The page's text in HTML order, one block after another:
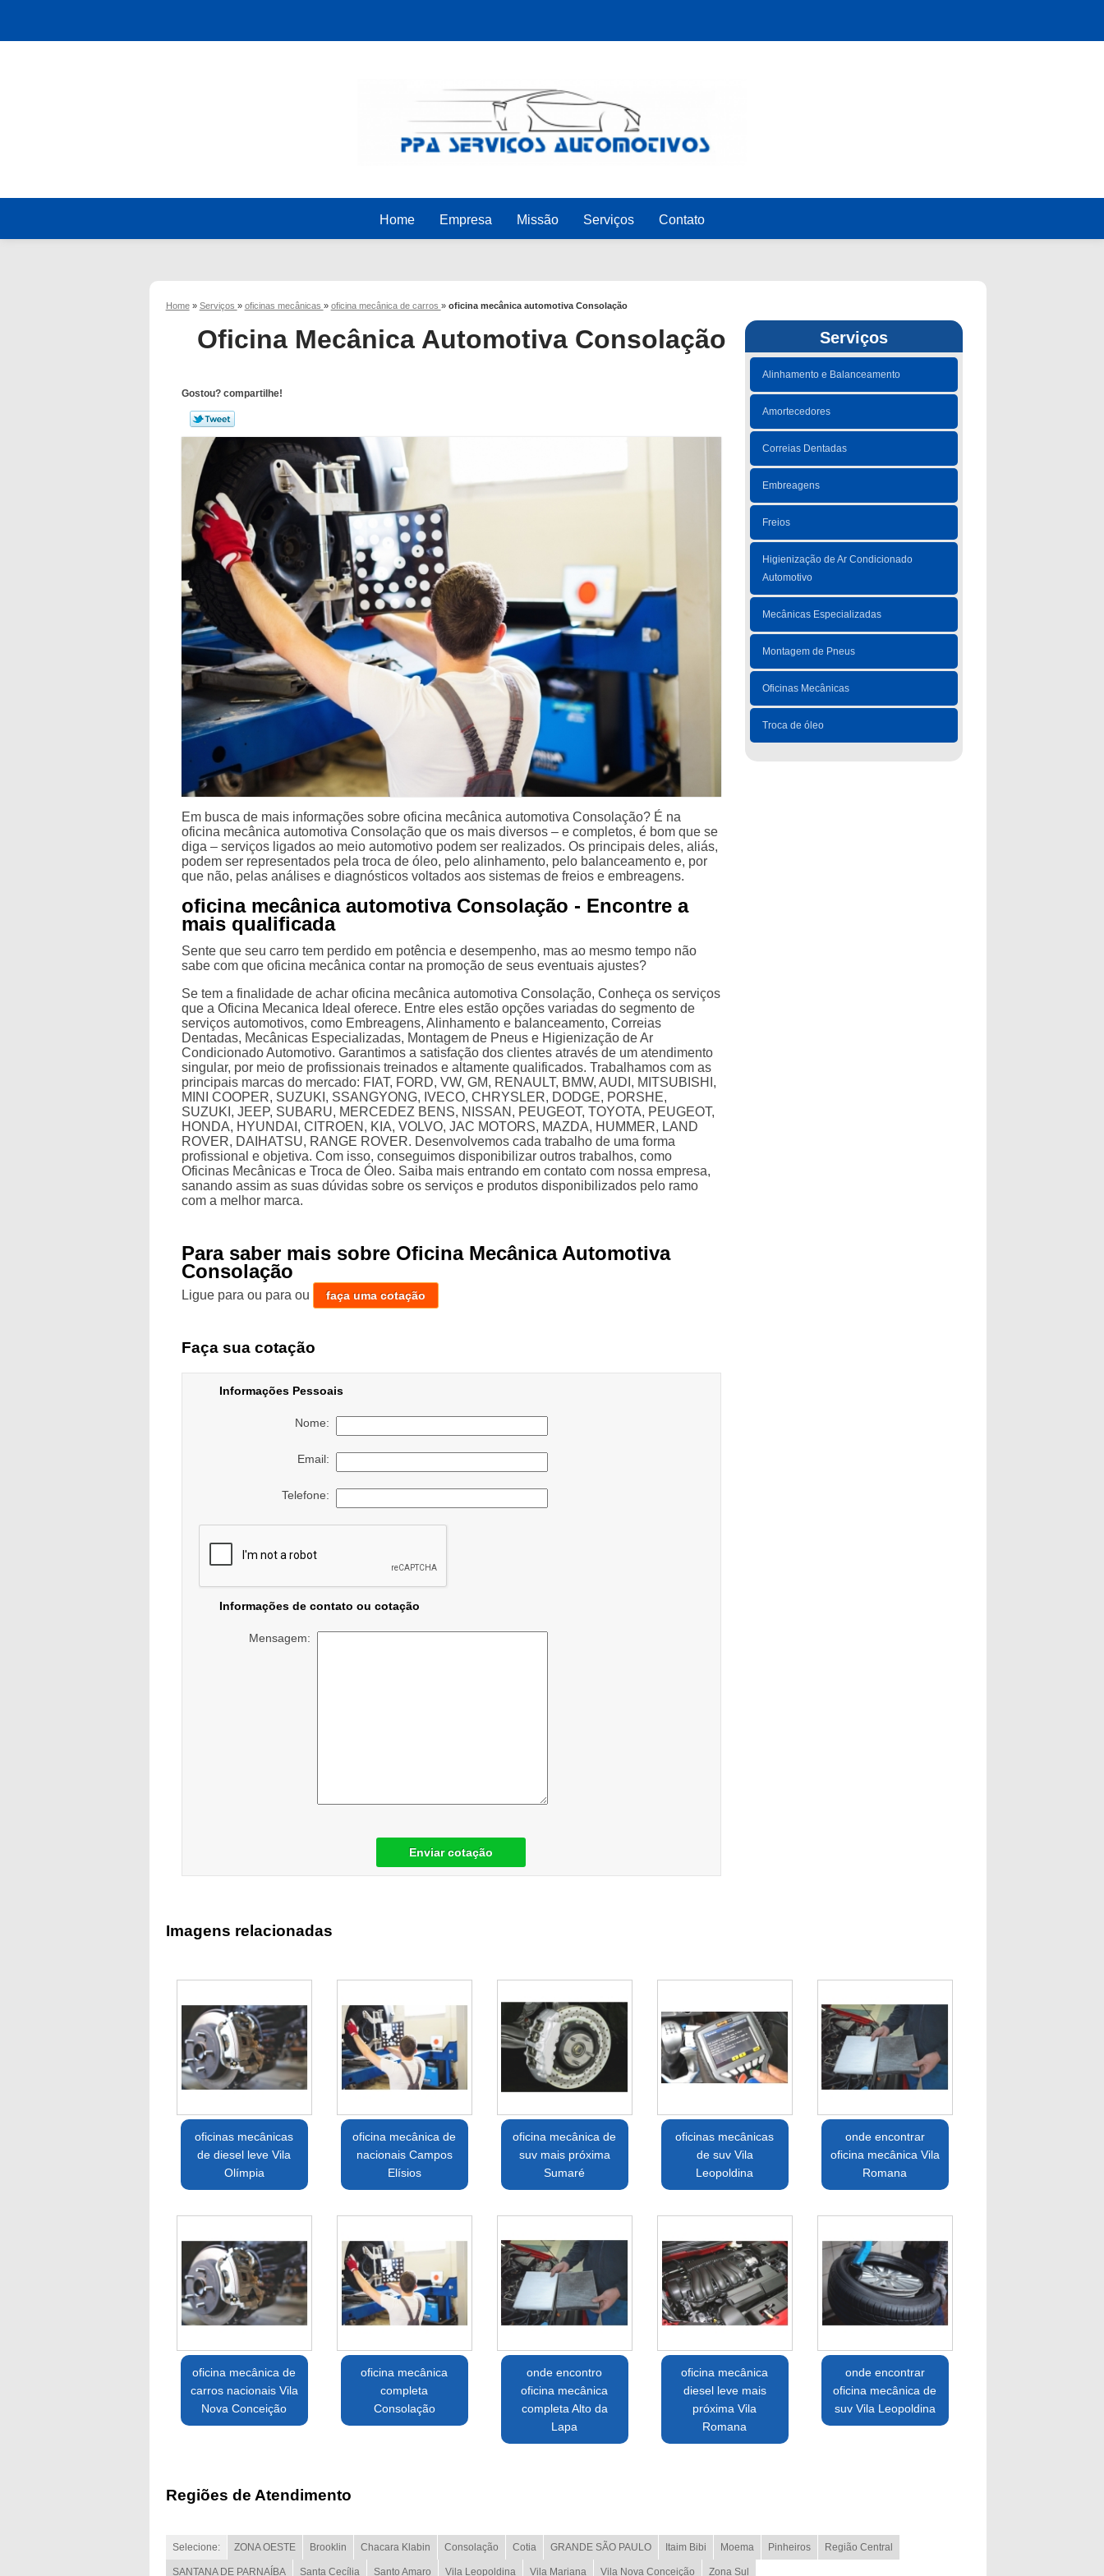
Home Empresa Missão Serviços Contato
Home » Serviços » oficinas mecânicas » oficina mecânica de carros » oficina mecânica automotiva Consolação
Serviços
Alinhamento e Balanceamento
Amortecedores
Correias Dentadas
Embreagens
Freios
Higienização de Ar Condicionado
Automotivo
Mecânicas Especializadas
Montagem de Pneus
Oficinas Mecânicas
Troca de óleo
Oficina Mecânica Automotiva Consolação
Gostou? compartilhe!
Em busca de mais informações sobre oficina mecânica automotiva Consolação? É na
oficina mecânica automotiva Consolação que os mais diversos – e completos, é bom que se
diga – serviços ligados ao meio automotivo podem ser realizados. Os principais deles, aliás,
podem ser representados pela troca de óleo, pelo alinhamento, pelo balanceamento e, por
que não, pelas análises e diagnósticos voltados aos sistemas de freios e embreagens.
oficina mecânica automotiva Consolação - Encontre a
mais qualificada
Sente que seu carro tem perdido em potência e desempenho, mas ao mesmo tempo não
sabe com que oficina mecânica contar na promoção de seus eventuais ajustes?
Se tem a finalidade de achar oficina mecânica automotiva Consolação, Conheça os serviços
que a Oficina Mecanica Ideal oferece. Entre eles estão opções variadas do segmento de
serviços automotivos, como Embreagens, Alinhamento e balanceamento, Correias
Dentadas, Mecânicas Especializadas, Montagem de Pneus e Higienização de Ar
Condicionado Automotivo. Garantimos a satisfação dos clientes através de um atendimento
singular, por meio de profissionais treinados e altamente qualificados. Trabalhamos com as
principais marcas do mercado: FIAT, FORD, VW, GM, RENAULT, BMW, AUDI, MITSUBISHI,
MINI COOPER, SUZUKI, SSANGYONG, IVECO, CHRYSLER, DODGE, PORSHE,
SUZUKI, JEEP, SUBARU, MERCEDEZ BENS, NISSAN, PEUGEOT, TOYOTA, PEUGEOT,
HONDA, HYUNDAI, CITROEN, KIA, VOLVO, JAC MOTORS, MAZDA, HUMMER, LAND
ROVER, DAIHATSU, RANGE ROVER. Desenvolvemos cada trabalho de uma forma
profissional e objetiva. Com isso, conseguimos disponibilizar outros trabalhos, como
Oficinas Mecânicas e Troca de Óleo. Saiba mais entrando em contato com nossa empresa,
sanando assim as suas dúvidas sobre os serviços e produtos disponibilizados pelo ramo
com a melhor marca.
Para saber mais sobre Oficina Mecânica Automotiva
Consolação
Ligue paraou paraou faça uma cotação
Faça sua cotação
Informações Pessoais
Nome:
Email:
Telefone:
Informações de contato ou cotação
Mensagem:
Enviar cotação
Imagens relacionadas
oficinas mecânicas
de diesel leve Vila
Olímpia
oficina mecânica de
nacionais Campos
Elísios
oficina mecânica de
suv mais próxima
Sumaré
oficinas mecânicas
de suv Vila
Leopoldina
onde encontrar
oficina mecânica Vila
Romana
oficina mecânica de
carros nacionais Vila
Nova Conceição
oficina mecânica
completa
Consolação
onde encontro
oficina mecânica
completa Alto da
Lapa
oficina mecânica
diesel leve mais
próxima Vila
Romana
onde encontrar
oficina mecânica de
suv Vila Leopoldina
Regiões de Atendimento
Selecione: ZONA OESTE Brooklin Chacara Klabin Consolação Cotia GRANDE SÃO PAULO Itaim Bibi Moema Pinheiros Região Central
SANTANA DE PARNAÍBA Santa Cecília Santo Amaro Vila Leopoldina Vila Mariana Vila Nova Conceição Zona Sul